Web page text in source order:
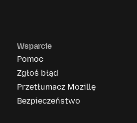
Wsparcie
Pomoc
Zgłoś błąd
Przetłumacz Mozillę
Bezpieczeństwo